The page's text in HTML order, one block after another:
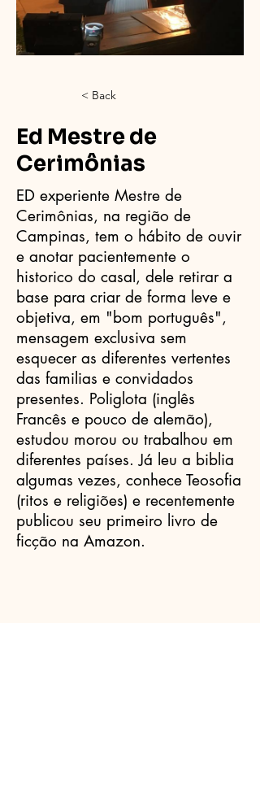
< Back
Ed Mestre de
Cerimônias
ED experiente Mestre de
Cerimônias, na região de
Campinas, tem o hábito de ouvir
e anotar pacientemente o
historico do casal, dele retirar a
base para criar de forma leve e
objetiva, em "bom português",
mensagem exclusiva sem
esquecer as diferentes vertentes
das familias e convidados
presentes. Poliglota (inglês
Francês e pouco de alemão),
estudou morou ou trabalhou em
diferentes países. Já leu a biblia
algumas vezes, conhece Teosofia
(ritos e religiões) e recentemente
publicou seu primeiro livro de
ficção na Amazon.